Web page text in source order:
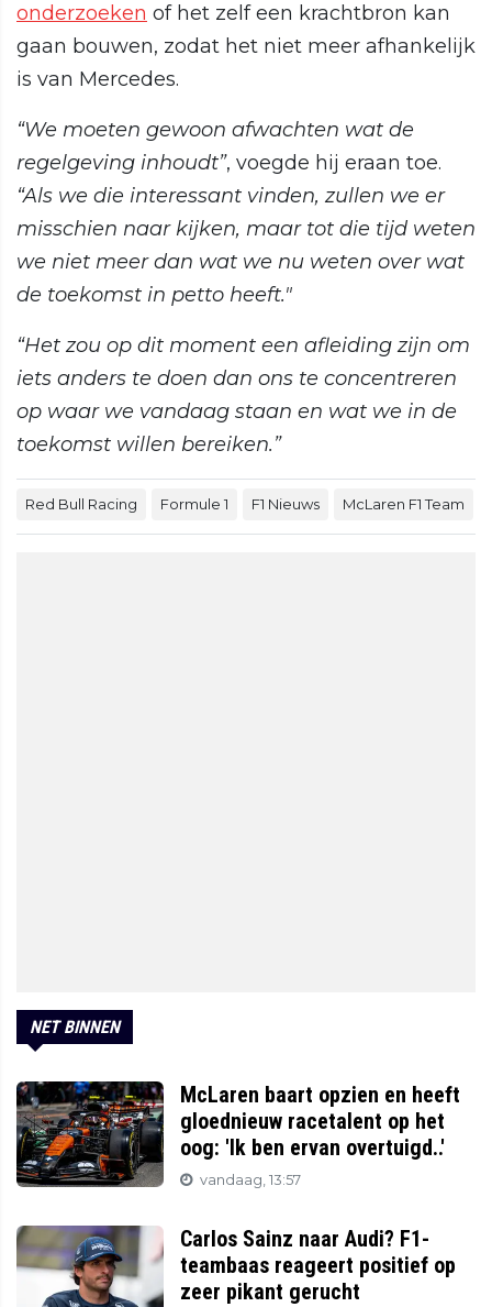
onderzoeken of het zelf een krachtbron kan
gaan bouwen, zodat het niet meer afhankelijk
is van Mercedes.
“We moeten gewoon afwachten wat de
regelgeving inhoudt”, voegde hij eraan toe.
“Als we die interessant vinden, zullen we er
misschien naar kijken, maar tot die tijd weten
we niet meer dan wat we nu weten over wat
de toekomst in petto heeft."
“Het zou op dit moment een afleiding zijn om
iets anders te doen dan ons te concentreren
op waar we vandaag staan en wat we in de
toekomst willen bereiken.”
Red Bull Racing Formule 1 F1 Nieuws McLaren F1 Team
NET BINNEN
McLaren baart opzien en heeft
gloednieuw racetalent op het
oog: 'Ik ben ervan overtuigd..'
vandaag, 13:57
Carlos Sainz naar Audi? F1-
teambaas reageert positief op
zeer pikant gerucht